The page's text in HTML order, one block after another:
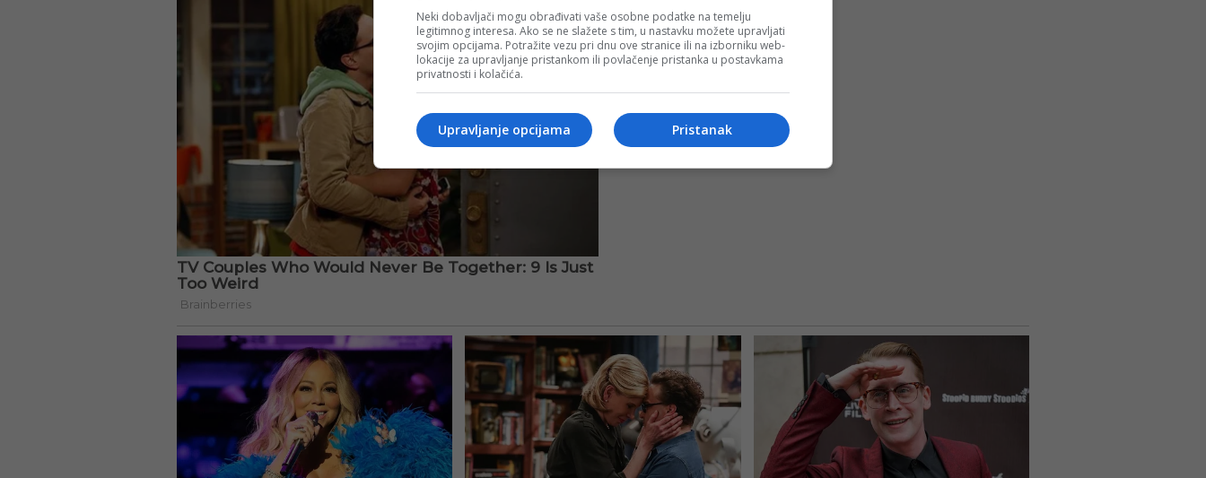
Neki dobavljači mogu obrađivati vaše osobne podatke na temelju
legitimnog interesa. Ako se ne slažete s tim, u nastavku možete upravljati
svojim opcijama. Potražite vezu pri dnu ove stranice ili na izborniku web-
lokacije za upravljanje pristankom ili povlačenje pristanka u postavkama
privatnosti i kolačića.
Pristanak
Upravljanje opcijama